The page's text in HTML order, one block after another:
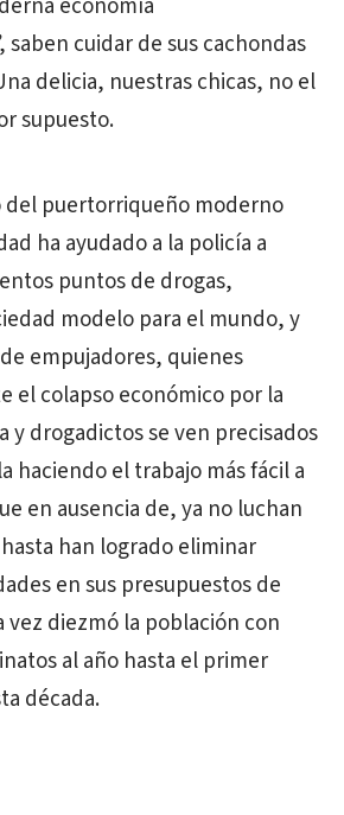
economía
saben cuidar de sus cachondas
delicia, nuestras chicas, no el
supuesto.
del puertorriqueño moderno
ha ayudado a la policía a
puntos de drogas,
modelo para el mundo, y
empujadores, quienes
el colapso económico por la
y drogadictos se ven precisados
haciendo el trabajo más fácil a
en ausencia de, ya no luchan
han logrado eliminar
en sus presupuestos de
vez diezmó la población con
al año hasta el primer
década.